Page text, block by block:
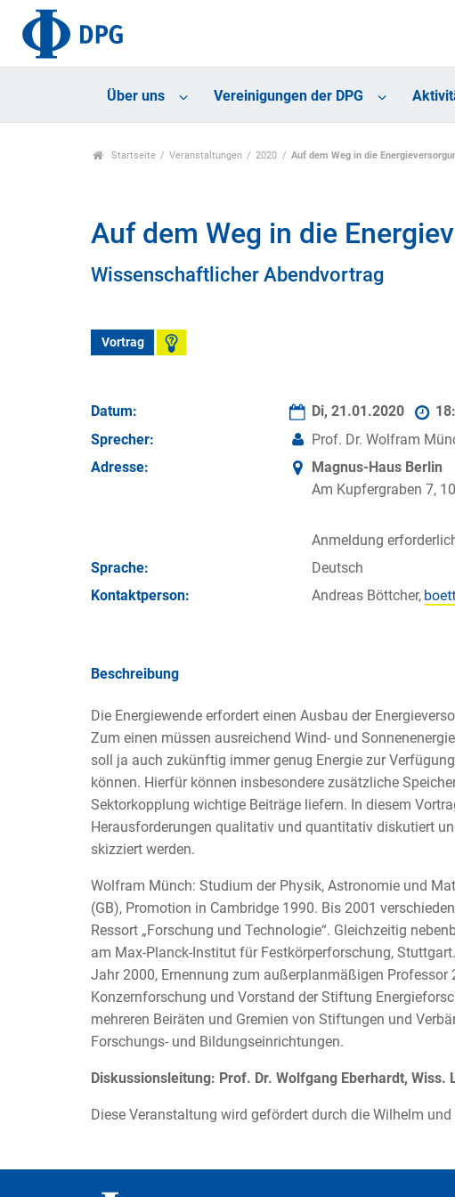
Über uns Vereinigungen der DPG
Startseite Veranstaltungen 2020 Auf dem Weg in die
Auf dem Weg in die
Wissenschaftlicher Abendvortrag
Vortrag
Datum: Di, 21.01.2020
Sprecher:
Prof. Dr. Wolfram
Adresse:
Magnus-Haus Berlin
Am Kupfergraben 7,
Anmeldung
Sprache:
Deutsch
Kontakt­person:
Andreas Böttcher,
Beschreibung
Die Energiewende erfordert einen Ausbau der
Zum einen müssen ausreichend Wind- und
soll ja auch zukünftig immer genug Energie zur
können. Hierfür können insbesondere zusätzliche
Sektorkopplung wichtige Beiträge liefern. In diesem
Herausforderungen qualitativ und quantitativ diskutiert
skizziert werden.
Wolfram Münch: Studium der Physik, Astronomie und
(GB), Promotion in Cambridge 1990. Bis 2001
Ressort „Forschung und Technologie“. Gleichzeitig
am Max-Planck-Institut für Festkörperforschung,
Jahr 2000, Ernennung zum außerplanmäßigen Professor
Konzernforschung und Vorstand der Stiftung
mehreren Beiräten und Gremien von Stiftungen und
Forschungs- und Bildungseinrichtungen.
Diskussionsleitung: Prof. Dr. Wolfgang Eberhardt, Wiss.
Diese Veranstaltung wird gefördert durch die Wilhelm